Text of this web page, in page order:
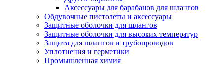
Аксессуары для барабанов для шлангов
Обдувочные пистолеты и аксессуары
Защитные оболочки для шлангов
Защитные оболочки для высоких температур
Защита для шлангов и трубопроводов
Уплотнения и герметики
Промышленная химия